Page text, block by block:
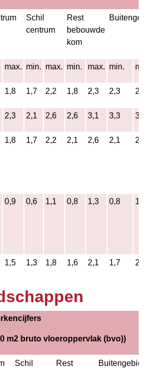
Schil
centrum
Rest
bebouwde
kom
Buitengebied
max. min. max. min. max. min. max.
1,8 1,7 2,2 1,8 2,3 2,3 2,82
2,3 2,1 2,6 2,6 3,1 3,3 3,83
1,8 1,7 2,2 2,1 2,6 2,1 2,6
0,9 0,6 1,1 0,8 1,3 0,8 1,3
1,5 1,3 1,8 1,6 2,1 1,7 2,2
m2 bruto vloeroppervlak (bvo))
Schil Rest Buitengebied